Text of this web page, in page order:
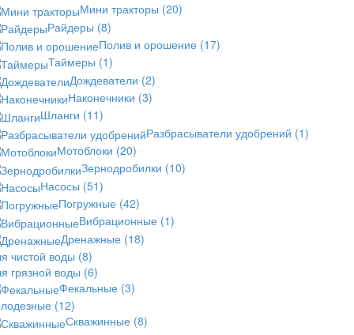
Мини тракторы (20)
Райдеры (8)
Полив и орошение (17)
Таймеры (1)
Дождеватели (2)
Наконечники (3)
Шланги (11)
Разбрасыватели удобрений (1)
Мотоблоки (20)
Зернодробилки (10)
Насосы (51)
Погружные (42)
Вибрационные (1)
Дренажные (18)
чистой воды (8)
грязной воды (6)
Фекальные (3)
(12)
Скважинные (8)